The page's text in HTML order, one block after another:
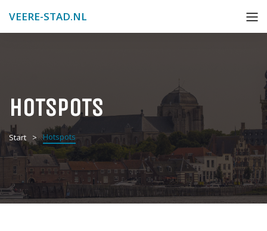
VEERE-STAD.NL
HOTSPOTS
Start Hotspots